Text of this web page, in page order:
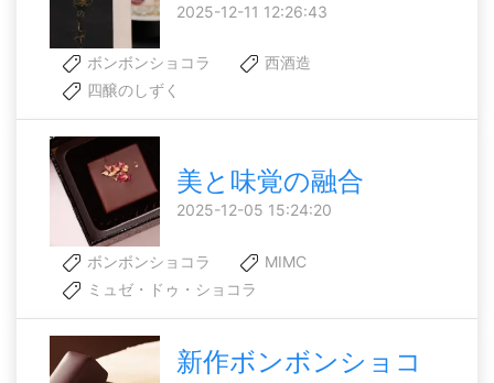
2025-12-11 12:26:43
ボンボンショコラ
西酒造
四醸のしずく
美と味覚の融合
2025-12-05 15:24:20
ボンボンショコラ
MIMC
ミュゼ・ドゥ・ショコラ
新作ボンボンショコ